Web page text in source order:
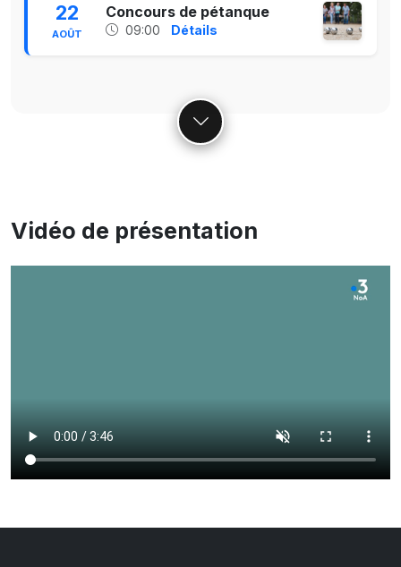
22
AOÛT
Concours de pétanque
09:00 Détails
Vidéo de présentation